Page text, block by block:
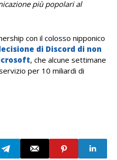
più popolari al
con il colosso nipponico
di Discord di non
, che alcune settimane
per 10 miliardi di